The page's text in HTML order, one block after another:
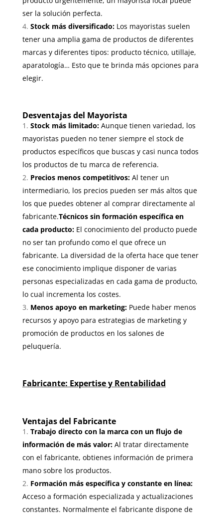
ser la solución perfecta.
Stock más diversificado:Los mayoristas suelen
tener una amplia gama de productos de diferentes
marcas y diferentes tipos: producto técnico, utillaje,
aparatología… Esto que te brinda más opciones para
elegir.
Desventajas del Mayorista
Stock más limitado:Aunque tienen variedad, los
mayoristas pueden no tener siempre el stock de
productos específicos que buscas y casi nunca todos
los productos de tu marca de referencia.
Precios menos competitivos:Al tener un
intermediario, los precios pueden ser más altos que
los que puedes obtener al comprar directamente al
fabricante.Técnicos sin formación específica en
cada producto:El conocimiento del producto puede
no ser tan profundo como el que ofrece un
fabricante. La diversidad de la oferta hace que tener
ese conocimiento implique disponer de varias
personas especializadas en cada gama de producto,
lo cual incrementa los costes.
Menos apoyo en marketing:Puede haber menos
recursos y apoyo para estrategias de marketing y
promoción de productos en los salones de
peluquería.
Fabricante: Expertise y Rentabilidad
Ventajas del Fabricante
Trabajo directo con la marca con un flujo de
información de más valor:Al tratar directamente
con el fabricante, obtienes información de primera
mano sobre los productos.
Formación más específica y constante en línea:
Acceso a formación especializada y actualizaciones
constantes. Normalmente el fabricante dispone de